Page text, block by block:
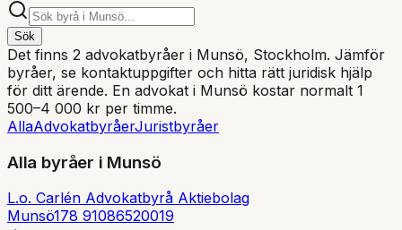
Sök
Det finns 2 advokatbyråer i Munsö, Stockholm. Jämför
byråer, se kontaktuppgifter och hitta rätt juridisk hjälp
för ditt ärende. En advokat i Munsö kostar normalt 1
500–4 000 kr per timme.
AllaAdvokatbyråerJuristbyråer
Alla byråer i Munsö
L.o. Carlén Advokatbyrå Aktiebolag
Munsö178 91086520019